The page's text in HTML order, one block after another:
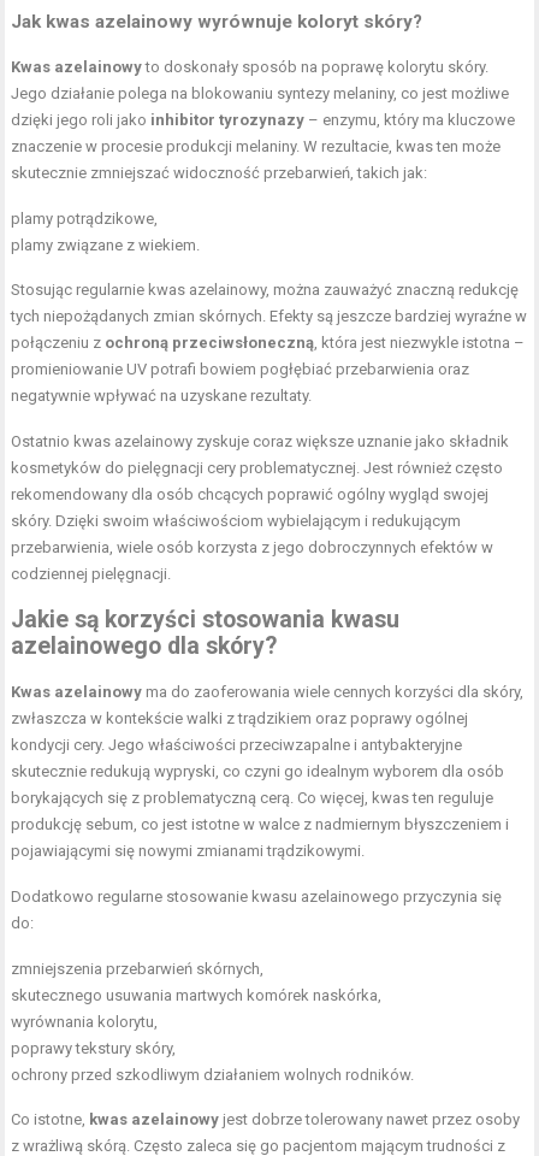
Jak kwas azelainowy wyrównuje koloryt skóry?
Kwas azelainowyto doskonały sposób na poprawę kolorytu skóry.
Jego działanie polega na blokowaniu syntezy melaniny, co jest możliwe
dzięki jego roli jako inhibitor tyrozynazy – enzymu, który ma kluczowe
znaczenie w procesie produkcji melaniny. W rezultacie, kwas ten może
skutecznie zmniejszać widoczność przebarwień, takich jak:
plamy potrądzikowe,
plamy związane z wiekiem.
Stosując regularnie kwas azelainowy, można zauważyć znaczną redukcję
tych niepożądanych zmian skórnych. Efekty są jeszcze bardziej wyraźne w
połączeniu z ochroną przeciwsłoneczną , która jest niezwykle istotna –
promieniowanie UV potrafi bowiem pogłębiać przebarwienia oraz
negatywnie wpływać na uzyskane rezultaty.
Ostatnio kwas azelainowy zyskuje coraz większe uznanie jako składnik
kosmetyków do pielęgnacji cery problematycznej. Jest również często
rekomendowany dla osób chcących poprawić ogólny wygląd swojej
skóry. Dzięki swoim właściwościom wybielającym i redukującym
przebarwienia, wiele osób korzysta z jego dobroczynnych efektów w
codziennej pielęgnacji.
Jakie są korzyści stosowania kwasu
azelainowego dla skóry?
Kwas azelainowy ma do zaoferowania wiele cennych korzyści dla skóry,
zwłaszcza w kontekście walki z trądzikiem oraz poprawy ogólnej
kondycji cery. Jego właściwości przeciwzapalne i antybakteryjne
skutecznie redukują wypryski, co czyni go idealnym wyborem dla osób
borykających się z problematyczną cerą. Co więcej, kwas ten reguluje
produkcję sebum, co jest istotne w walce z nadmiernym błyszczeniem i
pojawiającymi się nowymi zmianami trądzikowymi.
Dodatkowo regularne stosowanie kwasu azelainowego przyczynia się
do:
zmniejszenia przebarwień skórnych,
skutecznego usuwania martwych komórek naskórka,
wyrównania kolorytu,
poprawy tekstury skóry,
ochrony przed szkodliwym działaniem wolnych rodników.
Co istotne, kwas azelainowy jest dobrze tolerowany nawet przez osoby
z wrażliwą skórą. Często zaleca się go pacjentom mającym trudności z